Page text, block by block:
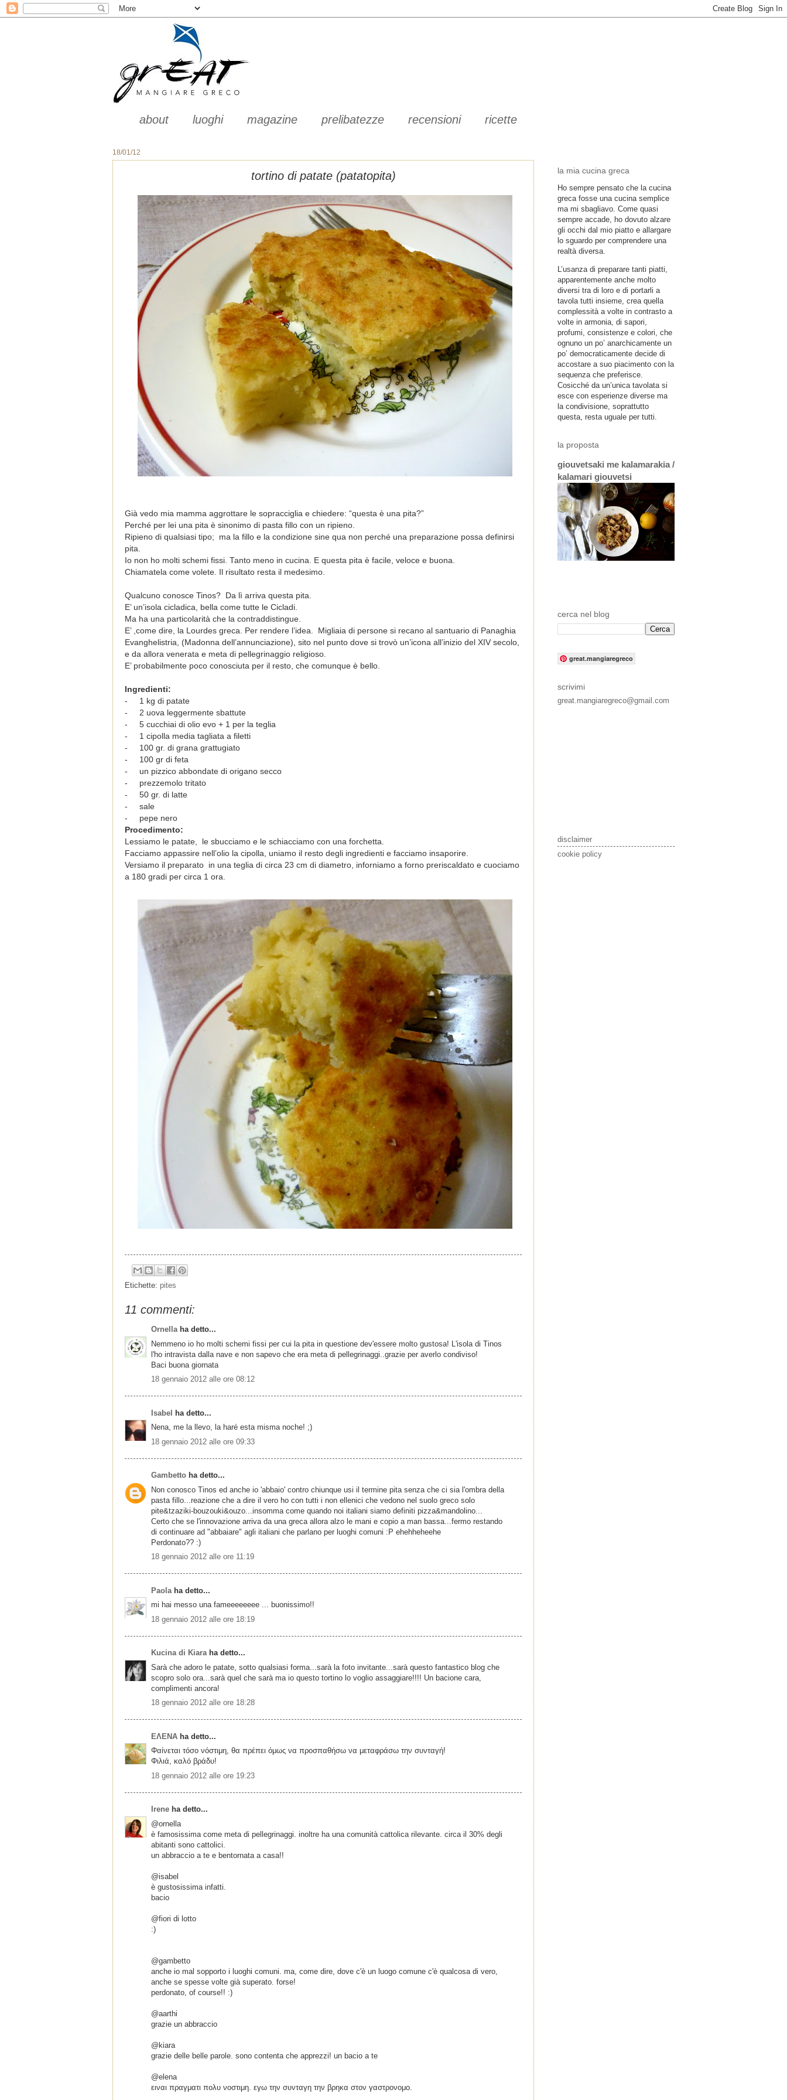
about luoghi magazine prelibatezze recensioni ricette
18/01/12
tortino di patate (patatopita)
Già vedo mia mamma aggrottare le sopracciglia e chiedere: “questa è una pita?”
Perché per lei una pita è sinonimo di pasta fillo con un ripieno.
Ripieno di qualsiasi tipo;
ma la fillo e la condizione sine qua non perché una preparazione possa definirsi
pita.
Io non ho molti schemi fissi. Tanto meno in cucina. E questa pita è facile, veloce e buona.
Chiamatela come volete. Il risultato resta il medesimo.
Qualcuno conosce Tinos?
Da lì arriva questa pita.
E’ un’isola cicladica, bella come tutte le Cicladi.
Ma ha una particolarità che la contraddistingue.
E’ ,come dire, la Lourdes greca. Per rendere l’idea.
Migliaia di persone si recano al santuario di Panaghia
Evanghelistria, (Madonna dell’annunciazione), sito nel punto dove si trovò un’icona all’inizio del XIV secolo,
e da allora venerata e meta di pellegrinaggio religioso.
E’ probabilmente poco conosciuta per il resto, che comunque è bello.
Ingredienti:
-
1 kg di patate
-
2 uova leggermente sbattute
-
5 cucchiai di olio evo + 1 per la teglia
-
1 cipolla media tagliata a filetti
-
100 gr. di grana grattugiato
-
100 gr di feta
-
un pizzico abbondate di origano secco
-
prezzemolo tritato
-
50 gr. di latte
-
sale
-
pepe nero
Procedimento:
Lessiamo le patate, le sbucciamo e le schiacciamo con una forchetta.
Facciamo appassire nell’olio la cipolla, uniamo il resto degli ingredienti e facciamo insaporire.
Versiamo il preparato in una teglia di circa 23 cm di diametro, inforniamo a forno preriscaldato e cuociamo
a 180 gradi per circa 1 ora.
Etichette: pites
11 commenti:
Ornellaha detto...
Nemmeno io ho molti schemi fissi per cui la pita in questione dev'essere molto gustosa! L'isola di Tinos
l'ho intravista dalla nave e non sapevo che era meta di pellegrinaggi..grazie per averlo condiviso!
Baci buona giornata
18 gennaio 2012 alle ore 08:12
Isabel ha detto...
Nena, me la llevo, la haré esta misma noche! ;)
18 gennaio 2012 alle ore 09:33
Gambetto ha detto...
Non conosco Tinos ed anche io 'abbaio' contro chiunque usi il termine pita senza che ci sia l'ombra della
pasta fillo...reazione che a dire il vero ho con tutti i non ellenici che vedono nel suolo greco solo
pite&tzaziki-bouzouki&ouzo...insomma come quando noi italiani siamo definiti pizza&mandolino...
Certo che se l'innovazione arriva da una greca allora alzo le mani e copio a man bassa...fermo restando
di continuare ad "abbaiare" agli italiani che parlano per luoghi comuni :P ehehheheehe
Perdonato?? :)
18 gennaio 2012 alle ore 11:19
Paola ha detto...
mi hai messo una fameeeeeeee ... buonissimo!!
18 gennaio 2012 alle ore 18:19
Kucina di Kiaraha detto...
Sarà che adoro le patate, sotto qualsiasi forma...sarà la foto invitante...sarà questo fantastico blog che
scopro solo ora...sarà quel che sarà ma io questo tortino lo voglio assaggiare!!!! Un bacione cara,
complimenti ancora!
18 gennaio 2012 alle ore 18:28
ΕΛΕΝΑ ha detto...
Φαίνεται τόσο νόστιμη, θα πρέπει όμως να προσπαθήσω να μεταφράσω την συνταγή!
Φιλιά, καλό βράδυ!
18 gennaio 2012 alle ore 19:23
Irene ha detto...
@ornella
è famosissima come meta di pellegrinaggi. inoltre ha una comunità cattolica rilevante. circa il 30% degli
abitanti sono cattolici.
un abbraccio a te e bentornata a casa!!
@isabel
è gustosissima infatti.
bacio
@fiori di lotto
:)
@gambetto
anche io mal sopporto i luoghi comuni. ma, come dire, dove c'è un luogo comune c'è qualcosa di vero,
anche se spesse volte già superato. forse!
perdonato, of course!! :)
@aarthi
grazie un abbraccio
@kiara
grazie delle belle parole. sono contenta che apprezzi! un bacio a te
@elena
ειναι πραγματι πολυ νοστιμη. εγω την συνταγη την βρηκα στον γαστρονομο.
la mia cucina greca
Ho sempre pensato che la cucina
greca fosse una cucina semplice
ma mi sbagliavo. Come quasi
sempre accade, ho dovuto alzare
gli occhi dal mio piatto e allargare
lo sguardo per comprendere una
realtà diversa.
L’usanza di preparare tanti piatti,
apparentemente anche molto
diversi tra di loro e di portarli a
tavola tutti insieme, crea quella
complessità a volte in contrasto a
volte in armonia, di sapori,
profumi, consistenze e colori, che
ognuno un po’ anarchicamente un
po’ democraticamente decide di
accostare a suo piacimento con la
sequenza che preferisce.
Cosicché da un’unica tavolata si
esce con esperienze diverse ma
la condivisione, soprattutto
questa, resta uguale per tutti.
la proposta
giouvetsaki me kalamarakia /
kalamari giouvetsi
cerca nel blog
great.mangiaregreco
scrivimi
great.mangiaregreco@gmail.com
disclaimer
cookie policy